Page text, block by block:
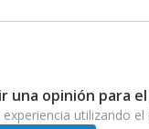
una opinión para
experiencia utilizando